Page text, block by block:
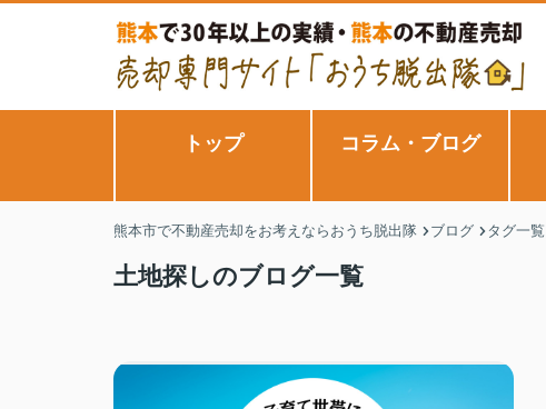
トップ コラム・ブログ
熊本市で不動産売却をお考えならおうち脱出隊 ブログ タグ一覧
土地探しのブログ一覧